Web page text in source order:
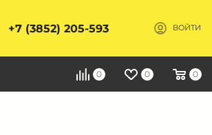
+7 (3852) 205-593 ВОЙТИ
0 0 0